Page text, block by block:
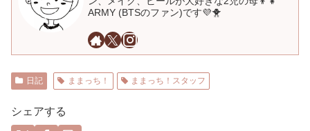
ARMY (BTSのファン)です💜🐥
日記 ままっち！ ままっち！スタッフ
シェアする